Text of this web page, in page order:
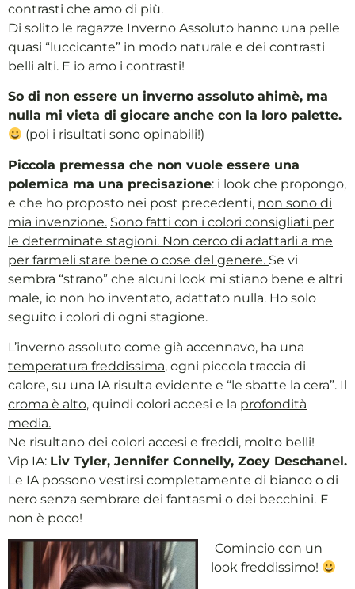
contrasti che amo di più.
Di solito le ragazze Inverno Assoluto hanno una pelle
quasi “luccicante” in modo naturale e dei contrasti
belli alti. E io amo i contrasti!
So di non essere un inverno assoluto ahimè, ma
nulla mi vieta di giocare anche con la loro palette.
(poi i risultati sono opinabili!)
Piccola premessa che non vuole essere una
polemica ma una precisazione: i look che propongo,
e che ho proposto nei post precedenti, non sono di
mia invenzione. Sono fatti con i colori consigliati per
le determinate stagioni. Non cerco di adattarli a me
per farmeli stare bene o cose del genere. Se vi
sembra “strano” che alcuni look mi stiano bene e altri
male, io non ho inventato, adattato nulla. Ho solo
seguito i colori di ogni stagione.
L’inverno assoluto come già accennavo, ha una
temperatura freddissima, ogni piccola traccia di
calore, su una IA risulta evidente e “le sbatte la cera”. Il
croma è alto, quindi colori accesi e la profondità
media.
Ne risultano dei colori accesi e freddi, molto belli!
Vip IA: Liv Tyler, Jennifer Connelly, Zoey Deschanel.
Le IA possono vestirsi completamente di bianco o di
nero senza sembrare dei fantasmi o dei becchini. E
non è poco!
Comincio con un
look freddissimo!